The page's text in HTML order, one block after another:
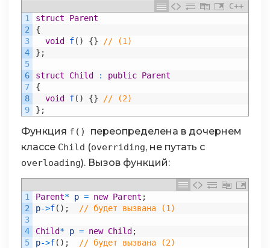
C++
1
2
3
4
5
6
7
8
9
struct
Parent
{
void
f( ) {}
// (1)
} ;
struct Child : public Parent
{
void
f( ) {}
// (2)
} ;
Функция f()
переопределена в дочернем
классе Child (overriding, не путать с
overloading). Вызов функций:
1
2
3
4
5
Parent* p = new Parent ;
p->f( ) ; // будет вызвана (1)
Child* p = new Child ;
p->f( ) ; // будет вызвана (2)